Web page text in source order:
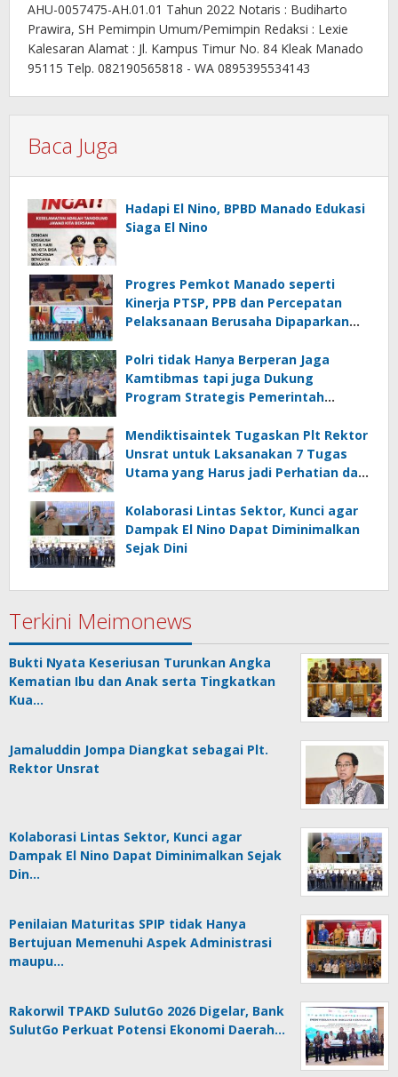
AHU-0057475-AH.01.01 Tahun 2022 Notaris : Budiharto
Prawira, SH Pemimpin Umum/Pemimpin Redaksi : Lexie
Kalesaran Alamat : Jl. Kampus Timur No. 84 Kleak Manado
95115 Telp. 082190565818 - WA 0895395534143
Baca Juga
Hadapi El Nino, BPBD Manado Edukasi
Siaga El Nino
Progres Pemkot Manado seperti
Kinerja PTSP, PPB dan Percepatan
Pelaksanaan Berusaha Dipaparkan
dan Hilirisasi/BKPM
Polri tidak Hanya Berperan Jaga
Kamtibmas tapi juga Dukung
Program Strategis Pemerintah
Pangan
Mendiktisaintek Tugaskan Plt Rektor
Unsrat untuk Laksanakan 7 Tugas
Utama yang Harus jadi Perhatian dan
Kolaborasi Lintas Sektor, Kunci agar
Dampak El Nino Dapat Diminimalkan
Sejak Dini
Terkini Meimonews
Bukti Nyata Keseriusan Turunkan Angka
Kematian Ibu dan Anak serta Tingkatkan
Kua…
Jamaluddin Jompa Diangkat sebagai Plt.
Rektor Unsrat
Kolaborasi Lintas Sektor, Kunci agar
Dampak El Nino Dapat Diminimalkan Sejak
Din…
Penilaian Maturitas SPIP tidak Hanya
Bertujuan Memenuhi Aspek Administrasi
maupu…
Rakorwil TPAKD SulutGo 2026 Digelar, Bank
SulutGo Perkuat Potensi Ekonomi Daerah…